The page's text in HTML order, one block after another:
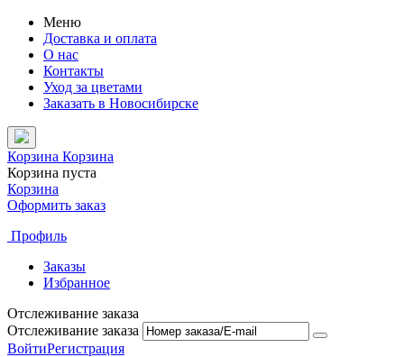
Меню
Доставка и оплата
О нас
Контакты
Уход за цветами
Заказать в Новосибирске
Корзина Корзина
Корзина пуста
Корзина
Оформить заказ
Профиль
Заказы
Избранное
Отслеживание заказа
Отслеживание заказа
ВойтиРегистрация